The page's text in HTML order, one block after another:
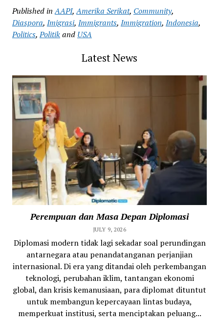
Published in AAPI,Amerika Serikat, Community,
Diaspora, Imigrasi, Immigrants, Immigration, Indonesia,
Politics,Politikand USA
Latest News
Perempuan dan Masa Depan Diplomasi
JULY 9, 2026
Diplomasi modern tidak lagi sekadar soal perundingan
antarnegara atau penandatanganan perjanjian
internasional. Di era yang ditandai oleh perkembangan
teknologi, perubahan iklim, tantangan ekonomi
global, dan krisis kemanusiaan, para diplomat dituntut
untuk membangun kepercayaan lintas budaya,
memperkuat institusi, serta menciptakan peluang...